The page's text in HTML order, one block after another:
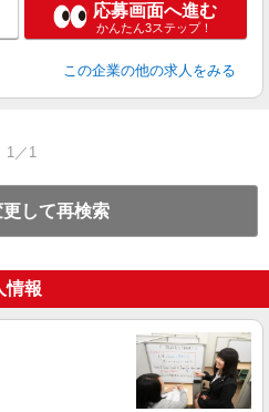
応募画面へ進む
かんたん3ステップ！
この企業の他の求人をみる
1／1
して再検索
情報